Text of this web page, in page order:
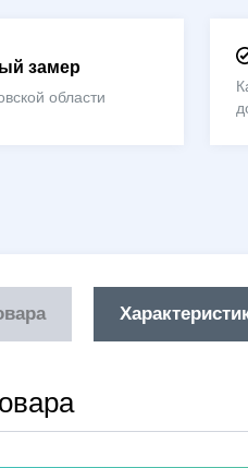
замер
области